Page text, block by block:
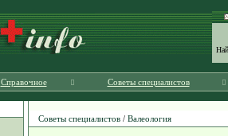
Справочное Советы специалистов
Советы специалистов / Валеология